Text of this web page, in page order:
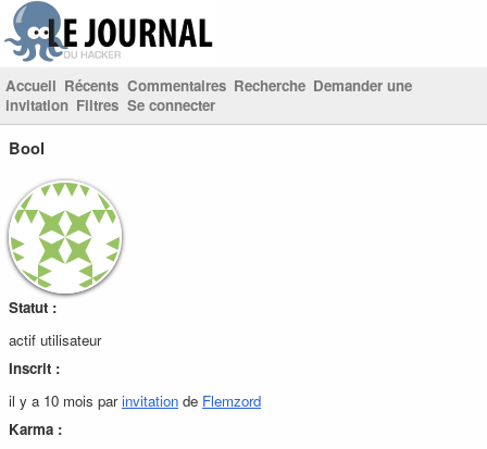
Accueil Récents Commentaires Recherche Demander une
invitation Filtres Se connecter
Bool
Statut :
actif utilisateur
Inscrit :
il y a 10 mois parinvitation de Flemzord
Karma :